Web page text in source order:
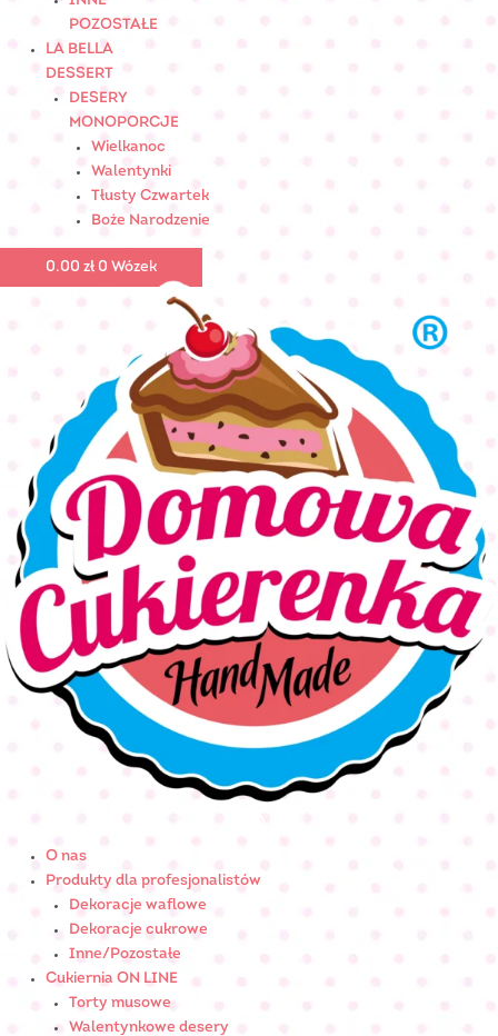
POZOSTAŁE
LA BELLA
DESSERT
DESERY
MONOPORCJE
Wielkanoc
Walentynki
Tłusty Czwartek
Boże Narodzenie
0.00 zł 0 Wózek
O nas
Produkty dla profesjonalistów
Dekoracje waflowe
Dekoracje cukrowe
Inne/Pozostałe
Cukiernia ON LINE
Torty musowe
Walentynkowe desery